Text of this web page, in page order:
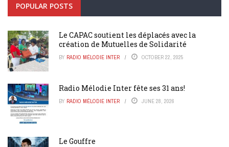
POPULAR POSTS
Le CAPAC soutient les déplacés avec la
création de Mutuelles de Solidarité
BY RADIO MÉLODIE INTER OCTOBER 22, 2025
Radio Mélodie Inter fête ses 31 ans!
BY RADIO MÉLODIE INTER JUNE 28, 2026
Le Gouffre